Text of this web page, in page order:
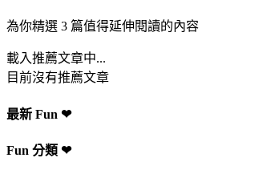
為你精選 3 篇值得延伸閱讀的內容
載入推薦文章中...
目前沒有推薦文章
最新 Fun ❤
Fun 分類 ❤